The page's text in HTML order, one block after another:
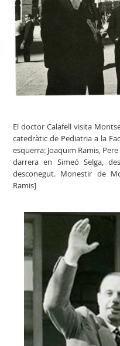
El doctor Calafell visita
catedràtic de Pediatria a la
esquerra: Joaquim Ramis,
darrera en Simeó Selga,
desconegut. Monestir de
Ramis]